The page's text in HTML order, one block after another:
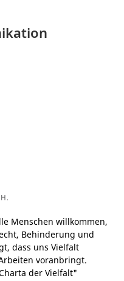
Menschen willkommen,
Behinderung und
dass uns Vielfalt
voranbringt.
der Vielfalt"